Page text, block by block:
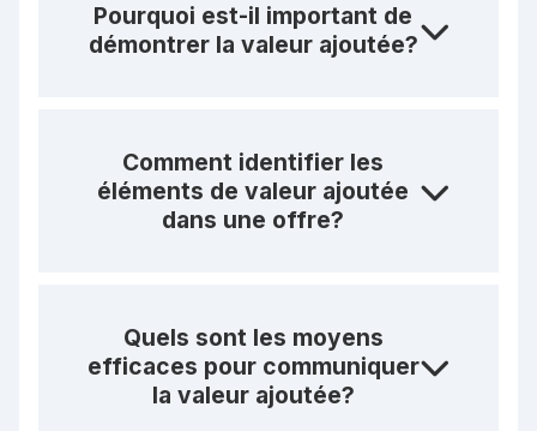
Pourquoi est-il important de
démontrer la valeur ajoutée?
Comment identifier les
éléments de valeur ajoutée
dans une offre?
Quels sont les moyens
efficaces pour communiquer
la valeur ajoutée?